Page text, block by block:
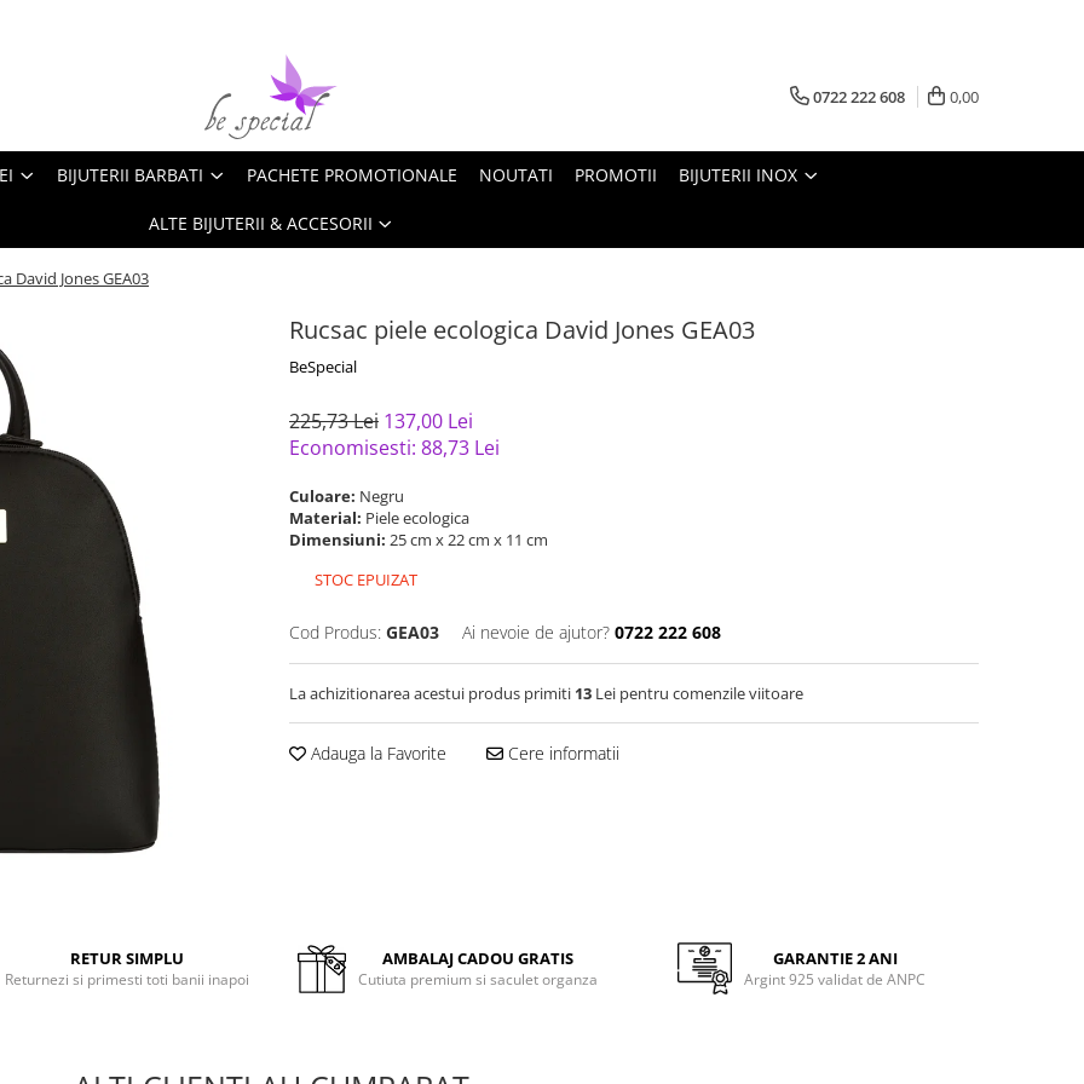
0722 222 608 0,00
BIJUTERII BARBATI PACHETE PROMOTIONALE NOUTATI PROMOTII BIJUTERII INOX
ALTE BIJUTERII & ACCESORII
David Jones GEA03
Rucsac piele ecologica David Jones GEA03
BeSpecial
225,73 Lei 137,00 Lei
Economisesti: 88,73 Lei
Culoare: Negru
Material: Piele ecologica
Dimensiuni: 25 cm x 22 cm x 11 cm
STOC EPUIZAT
Cod Produs: GEA03 Ai nevoie de ajutor? 0722 222 608
La achizitionarea acestui produs primiti 13 Lei pentru comenzile viitoare
Adauga la Favorite Cere informatii
RETUR SIMPLU
Returnezi si primesti toti banii inapoi
AMBALAJ CADOU GRATIS
Cutiuta premium si saculet organza
GARANTIE 2 ANI
Argint 925 validat de ANPC